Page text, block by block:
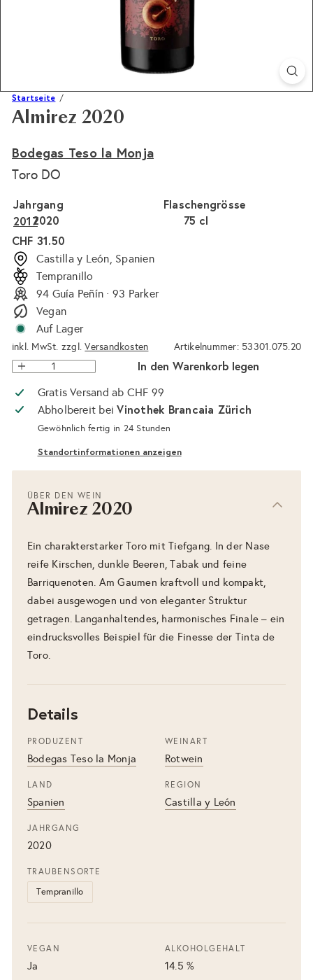
Startseite
Almirez 2020
Bodegas Teso la Monja
Toro DO
Flaschengrösse
75 cl
Jahrgang
2020
2017
Normaler
Preis
CHF 31.50
Castilla y León, Spanien
Tempranillo
94 Guía Peñín · 93 Parker
Vegan
Auf Lager
inkl. MwSt. zzgl.Versandkosten Artikelnummer: 53301.075.20
In den Warenkorb legen
Gratis Versand ab CHF 99
Abholbereit beiVinothek Brancaia Zürich
Gewöhnlich fertig in 24 Stunden
Standortinformationen anzeigen
ÜBER DEN WEIN
Almirez 2020
Ein charakterstarker Toro mit Tiefgang. In der Nase
reife Kirschen, dunkle Beeren, Tabak und feine
Barriquenoten. Am Gaumen kraftvoll und kompakt,
dabei ausgewogen und von eleganter Struktur
getragen. Langanhaltendes, harmonisches Finale – ein
eindrucksvolles Beispiel für die Finesse der Tinta de
Toro.
Details
PRODUZENT
Bodegas Teso la Monja
WEINART
Rotwein
LAND
Spanien
REGION
Castilla y León
JAHRGANG
2020
TRAUBENSORTE
Tempranillo
VEGAN
Ja
ALKOHOLGEHALT
14.5 %